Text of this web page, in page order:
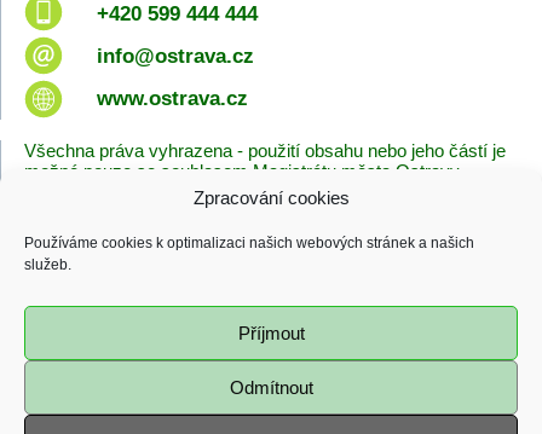
Zpracování cookies
Používáme cookies k optimalizaci našich webových stránek a našich
služeb.
Příjmout
Odmítnout
+420 599 444 444
info@ostrava.cz
www.ostrava.cz
Všechna práva vyhrazena - použití obsahu nebo jeho částí je
možné pouze se souhlasem Magistrátu města Ostravy.
Zásady cookies
Poslední změna